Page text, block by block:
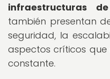
infraestructuras
también presentan
seguridad, la
aspectos críticos
constante.